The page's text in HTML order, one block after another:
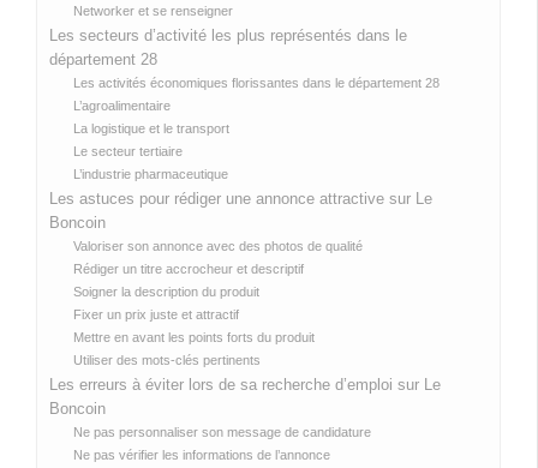
Networker et se renseigner
Les secteurs d’activité les plus représentés dans le
département 28
Les activités économiques florissantes dans le département 28
L’agroalimentaire
La logistique et le transport
Le secteur tertiaire
L’industrie pharmaceutique
Les astuces pour rédiger une annonce attractive sur Le
Boncoin
Valoriser son annonce avec des photos de qualité
Rédiger un titre accrocheur et descriptif
Soigner la description du produit
Fixer un prix juste et attractif
Mettre en avant les points forts du produit
Utiliser des mots-clés pertinents
Les erreurs à éviter lors de sa recherche d’emploi sur Le
Boncoin
Ne pas personnaliser son message de candidature
Ne pas vérifier les informations de l’annonce